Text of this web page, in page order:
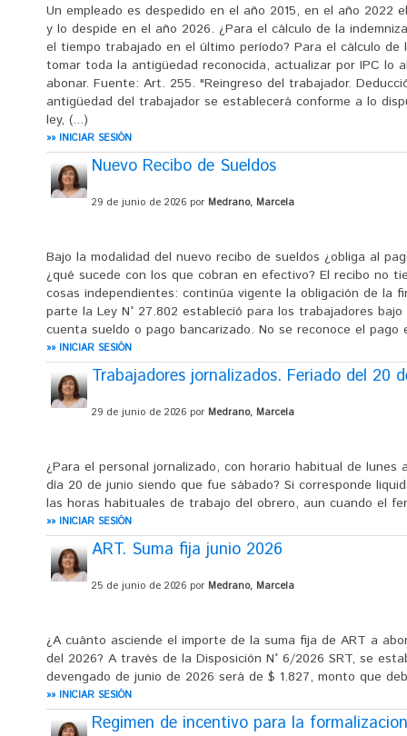
Un empleado es despedido en el año 2015, en el año 2022
y lo despide en el año 2026. ¿Para el cálculo de la
el tiempo trabajado en el último período? Para el cálculo
tomar toda la antigüedad reconocida, actualizar por IPC lo
abonar. Fuente: Art. 255. "Reingreso del trabajador.
antigüedad del trabajador se establecerá conforme a lo
ley, (...)
»» INICIAR SESIÓN
Nuevo Recibo de Sueldos
29 de junio de 2026 por Medrano, Marcela
Bajo la modalidad del nuevo recibo de sueldos ¿obliga al
¿qué sucede con los que cobran en efectivo? El recibo no
cosas independientes: continúa vigente la obligación de la
parte la Ley N° 27.802 estableció para los trabajadores
cuenta sueldo o pago bancarizado. No se reconoce el pago
»» INICIAR SESIÓN
Trabajadores jornalizados. Feriado del 20
29 de junio de 2026 por Medrano, Marcela
¿Para el personal jornalizado, con horario habitual de
día 20 de junio siendo que fue sábado? Si corresponde
las horas habituales de trabajo del obrero, aun cuando el
»» INICIAR SESIÓN
ART. Suma fija junio 2026
25 de junio de 2026 por Medrano, Marcela
¿A cuánto asciende el importe de la suma fija de ART a
del 2026? A través de la Disposición N° 6/2026 SRT, se
devengado de junio de 2026 será de $ 1.827, monto que
»» INICIAR SESIÓN
Regimen de incentivo para la